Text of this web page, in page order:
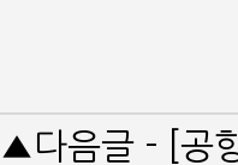
▲다음글 - [공